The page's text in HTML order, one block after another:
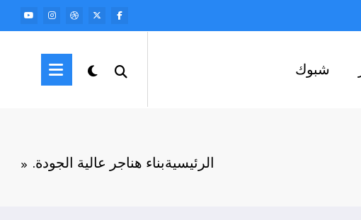
شبوك
الرئيسيةبناء هناجر عالية الجودة.